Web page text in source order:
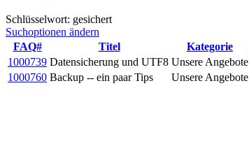
Schlüsselwort: gesichert
Suchoptionen ändern
FAQ#
Titel Kategorie
1000739 Datensicherung und UTF8 Unsere Angebote
1000760 Backup -- ein paar Tips Unsere Angebote